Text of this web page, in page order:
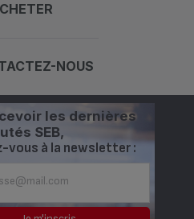
NOUS
les dernières
SEB,
vous à la newsletter :